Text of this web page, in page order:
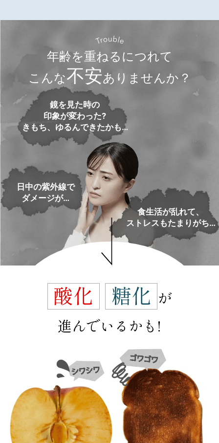
年齢を重ねるにつれて
こんな不安ありませんか？
鏡を見た時の
印象が変わった?
きもち、ゆるんできたかも…
日中の紫外線で
ダメージが…
食生活が乱れて、
ストレスもたまりがち…
酸化 糖化 が
進んでいるかも!